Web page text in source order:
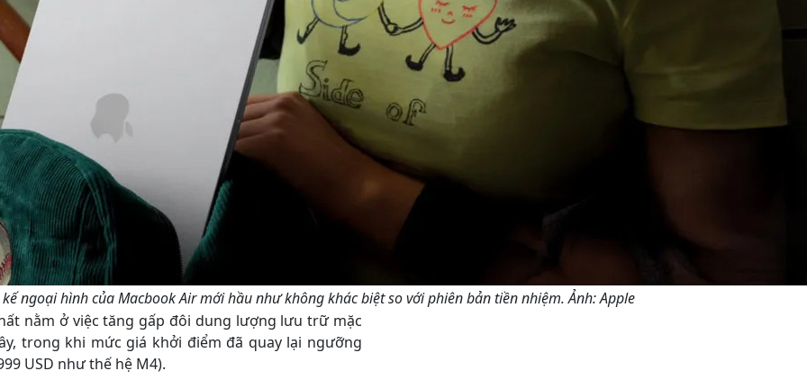
kế ngoại hình của Macbook Air mới hầu như không khác biệt so với phiên bản tiền nhiệm. Ảnh: Apple
nằm ở việc tăng gấp đôi dung lượng lưu trữ mặc
trong khi mức giá khởi điểm đã quay lại ngưỡng
USD như thế hệ M4).